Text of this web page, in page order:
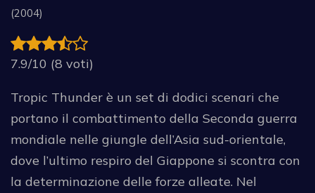
(2004)
7.9/10 (8 voti)
Tropic Thunder è un set di dodici scenari che
portano il combattimento della Seconda guerra
mondiale nelle giungle dell’Asia sud-orientale,
dove l’ultimo respiro del Giappone si scontra con
la determinazione delle forze alleate. Nel